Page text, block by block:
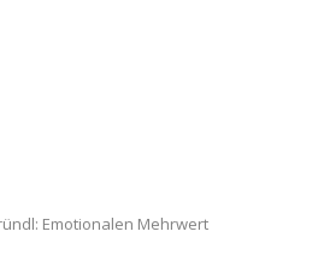
Emotionalen Mehrwert